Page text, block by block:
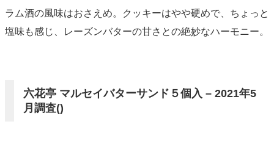
ラム酒の風味はおさえめ。クッキーはやや硬めで、ちょっと
塩味も感じ、レーズンバターの甘さとの絶妙なハーモニー。
六花亭 マルセイバターサンド５個入 – 2021年5
月調査()